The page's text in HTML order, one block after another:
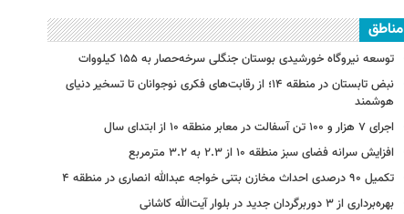
مناطق
توسعه نیروگاه خورشیدی بوستان جنگلی سرخه‌حصار به ۱۵۵ کیلووات
نبض تابستان در منطقه ۱۴؛ از رقابت‌های فکری نوجوانان تا تسخیر دنیای
هوشمند
اجرای ۷ هزار و ۱۰۰ تن آسفالت در معابر منطقه ۱۰ از ابتدای سال
افزایش سرانه فضای سبز منطقه ۱۰ از ۲.۳ به ۳.۲ مترمربع
تکمیل ۹۰ درصدی احداث مخازن بتنی خواجه عبدالله انصاری در منطقه ۴
بهره‌برداری از ۳ دوربرگردان جدید در بلوار آیت‌الله کاشانی